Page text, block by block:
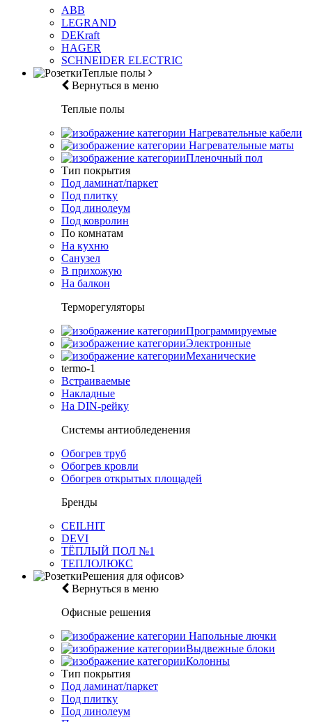
ABB
LEGRAND
DEKraft
HAGER
SCHNEIDER ELECTRIC
Теплые полы
Вернуться в меню
Теплые полы
Нагревательные кабели
Нагревательные маты
Пленочный пол
Тип покрытия
Под ламинат/паркет
Под плитку
Под линолеум
Под ковролин
По комнатам
На кухню
Санузел
В прихожую
На балкон
Терморегуляторы
Программируемые
Электронные
Механические
termo-1
Встраиваемые
Накладные
На DIN-рейку
Системы антиобледенения
Обогрев труб
Обогрев кровли
Обогрев открытых площадей
Бренды
CEILHIT
DEVI
ТЁПЛЫЙ ПОЛ №1
ТЕПЛОЛЮКС
Решения для офисов
Вернуться в меню
Офисные решения
Напольные лючки
Выдвежные блоки
Колонны
Тип покрытия
Под ламинат/паркет
Под плитку
Под линолеум